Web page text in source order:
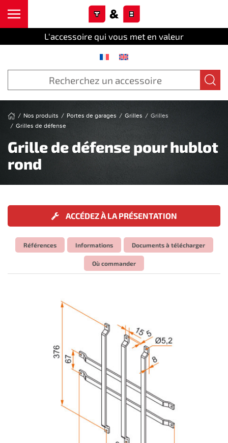
L'accessoire qui vous met en valeur
Nos produits Portes de garages Grilles
Grilles
Grilles de défense
Grille de défense pour hublot
rond
ACCÉDEZ À LA PRÉSENTATION
Références Informations Documents à télécharger
Où commander
Cookies management panel